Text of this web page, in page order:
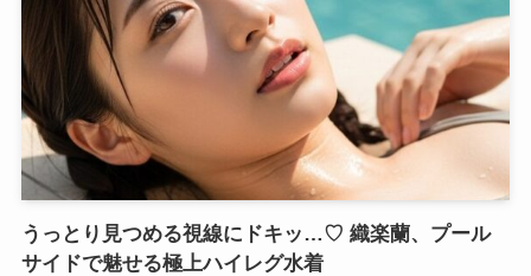
うっとり見つめる視線にドキッ…♡ 織楽蘭、プール
サイドで魅せる極上ハイレグ水着